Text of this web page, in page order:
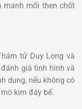
manh mối then chốt
tử Duy Long và
giá tình hình và
dung, nếu không có
kim đáy bể.